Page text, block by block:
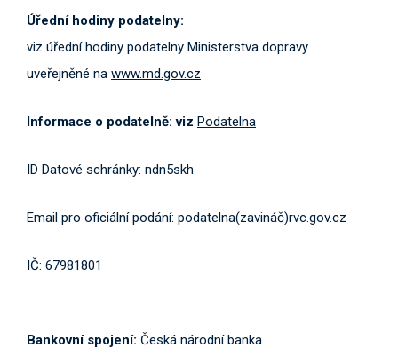
Úřední hodiny podatelny:
viz úřední hodiny podatelny Ministerstva dopravy
uveřejněné na www.md.gov.cz
Informace o podatelně: viz Podatelna
ID Datové schránky: ndn5skh
Email pro oficiální podání: podatelna(zavináč)rvc.gov.cz
IČ: 67981801
Bankovní spojení: Česká národní banka